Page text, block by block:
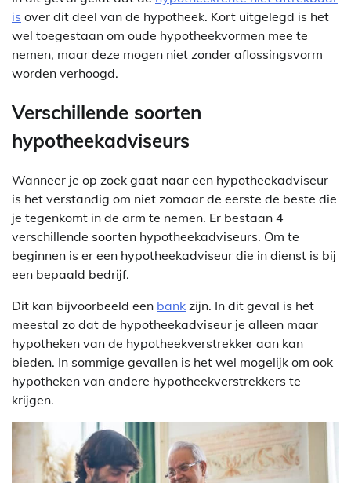
is over dit deel van de hypotheek. Kort uitgelegd is het
wel toegestaan om oude hypotheekvormen mee te
nemen, maar deze mogen niet zonder aflossingsvorm
worden verhoogd.
Verschillende soorten
hypotheekadviseurs
Wanneer je op zoek gaat naar een hypotheekadviseur
is het verstandig om niet zomaar de eerste de beste die
je tegenkomt in de arm te nemen. Er bestaan 4
verschillende soorten hypotheekadviseurs. Om te
beginnen is er een hypotheekadviseur die in dienst is bij
een bepaald bedrijf.
Dit kan bijvoorbeeld een bank zijn. In dit geval is het
meestal zo dat de hypotheekadviseur je alleen maar
hypotheken van de hypotheekverstrekker aan kan
bieden. In sommige gevallen is het wel mogelijk om ook
hypotheken van andere hypotheekverstrekkers te
krijgen.